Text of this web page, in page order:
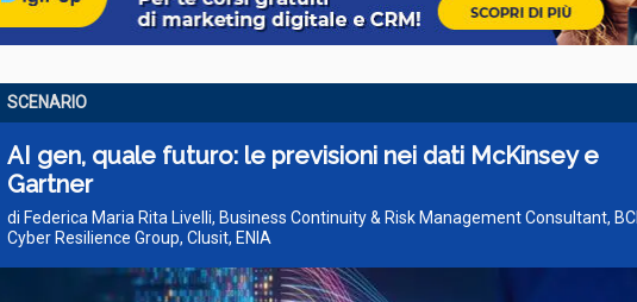
SCENARIO
AI gen, quale futuro: le previsioni nei dati McKinsey e
Gartner
di Federica Maria Rita Livelli, Business Continuity & Risk Management Consultant, BCI
Cyber Resilience Group, Clusit, ENIA